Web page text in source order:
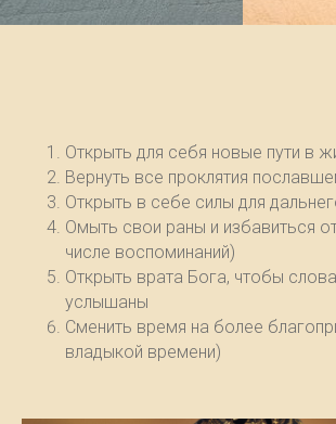
Открыть для себя новые пути в
Вернуть все проклятия
Открыть в себе силы для
Омыть свои раны и избавиться
числе воспоминаний)
Открыть врата Бога, чтобы
услышаны
Сменить время на более
владыкой времени)